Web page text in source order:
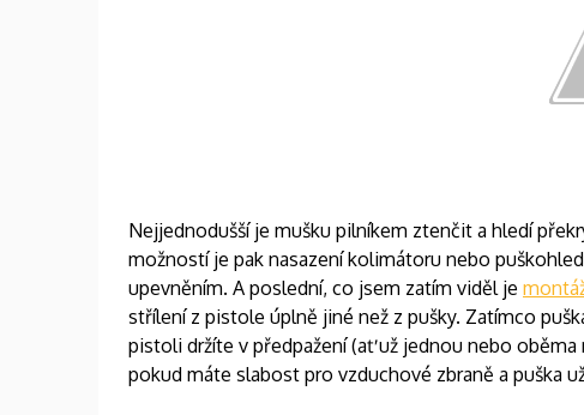
Nejjednodušší je mušku pilníkem ztenčit a hledí
možností je pak nasazení kolimátoru nebo
upevněním. A poslední, co jsem zatím viděl je
střílení z pistole úplně jiné než z pušky. Zatímco
pistoli držíte v předpažení (ať už jednou nebo
pokud máte slabost pro vzduchové zbraně a puška